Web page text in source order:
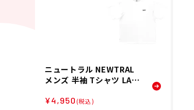
ニュートラル NEWTRAL
メンズ 半袖 Tシャツ LA T
¥4,950(税込)